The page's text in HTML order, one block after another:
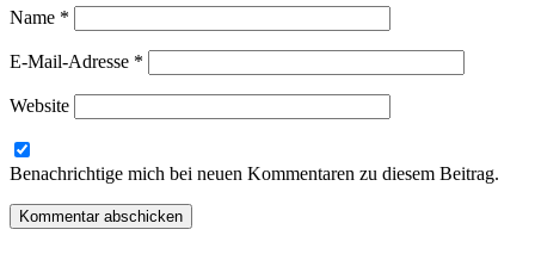
Name *
E-Mail-Adresse *
Website
Benachrichtige mich bei neuen Kommentaren zu diesem Beitrag.